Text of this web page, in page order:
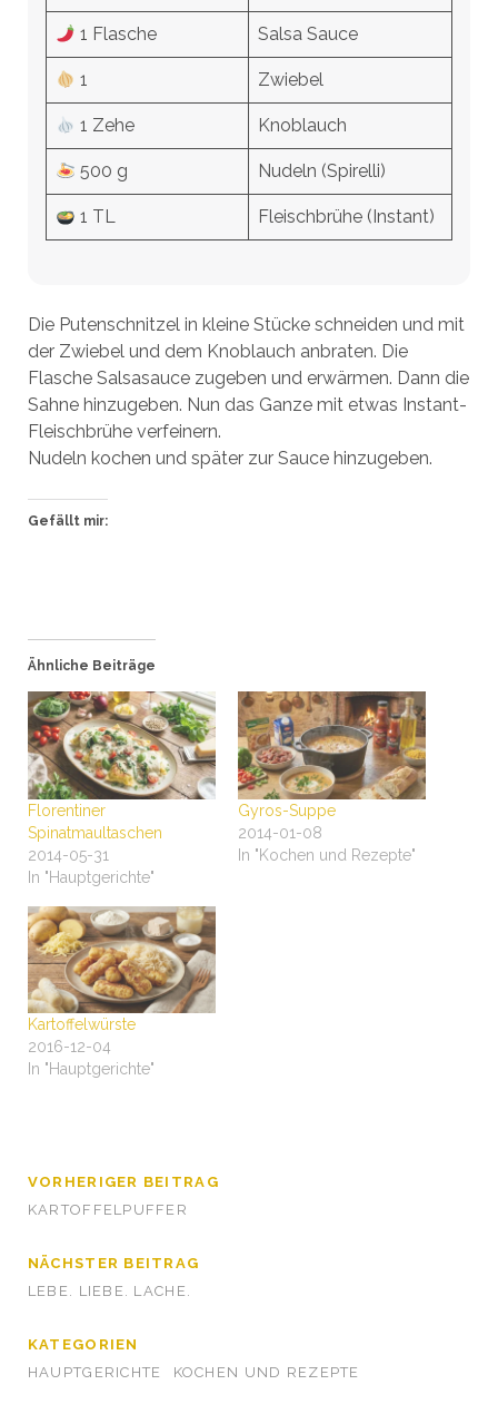
1 Flasche Salsa Sauce
1 Zwiebel
1 Zehe Knoblauch
500 g Nudeln (Spirelli)
1 TL Fleischbrühe (Instant)
Die Putenschnitzel in kleine Stücke schneiden und mit
der Zwiebel und dem Knoblauch anbraten. Die
Flasche Salsasauce zugeben und erwärmen. Dann die
Sahne hinzugeben. Nun das Ganze mit etwas Instant-
Fleischbrühe verfeinern.
Nudeln kochen und später zur Sauce hinzugeben.
Gefällt mir:
Ähnliche Beiträge
Florentiner
Spinatmaultaschen
2014-05-31
In "Hauptgerichte"
Gyros-Suppe
2014-01-08
In "Kochen und Rezepte"
Kartoffelwürste
2016-12-04
In "Hauptgerichte"
VORHERIGER BEITRAG
KARTOFFELPUFFER
NÄCHSTER BEITRAG
LEBE. LIEBE. LACHE.
KATEGORIEN
HAUPTGERICHTE
KOCHEN UND REZEPTE